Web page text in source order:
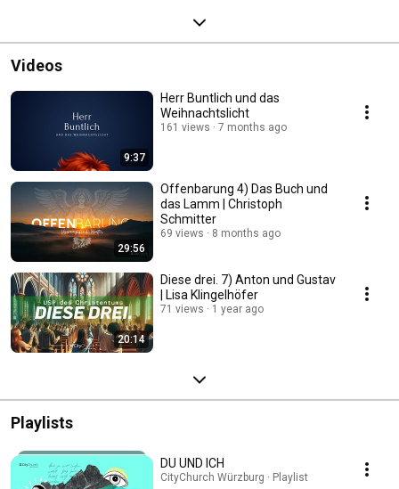
Videos
9:37
Herr Buntlich und das
Weihnachtslicht
161 views 7 months ago
29:56
Offenbarung 4) Das Buch und
das Lamm | Christoph
Schmitter
69 views 8 months ago
20:14
Diese drei. 7) Anton und Gustav
| Lisa Klingelhöfer
71 views 1 year ago
Playlists
DU UND ICH
CityChurch Würzburg · Playlist